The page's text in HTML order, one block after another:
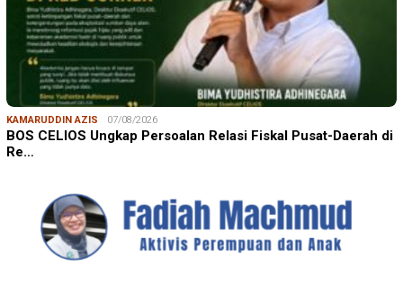
KAMARUDDIN AZIS 07/08/2026
BOS CELIOS Ungkap Persoalan Relasi Fiskal Pusat-Daerah di
Re…